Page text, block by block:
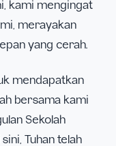
kami mengingat
merayakan
yang cerah.
mendapatkan
bersama kami
Sekolah
Tuhan telah